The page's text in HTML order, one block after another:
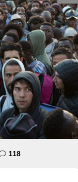
118komentara